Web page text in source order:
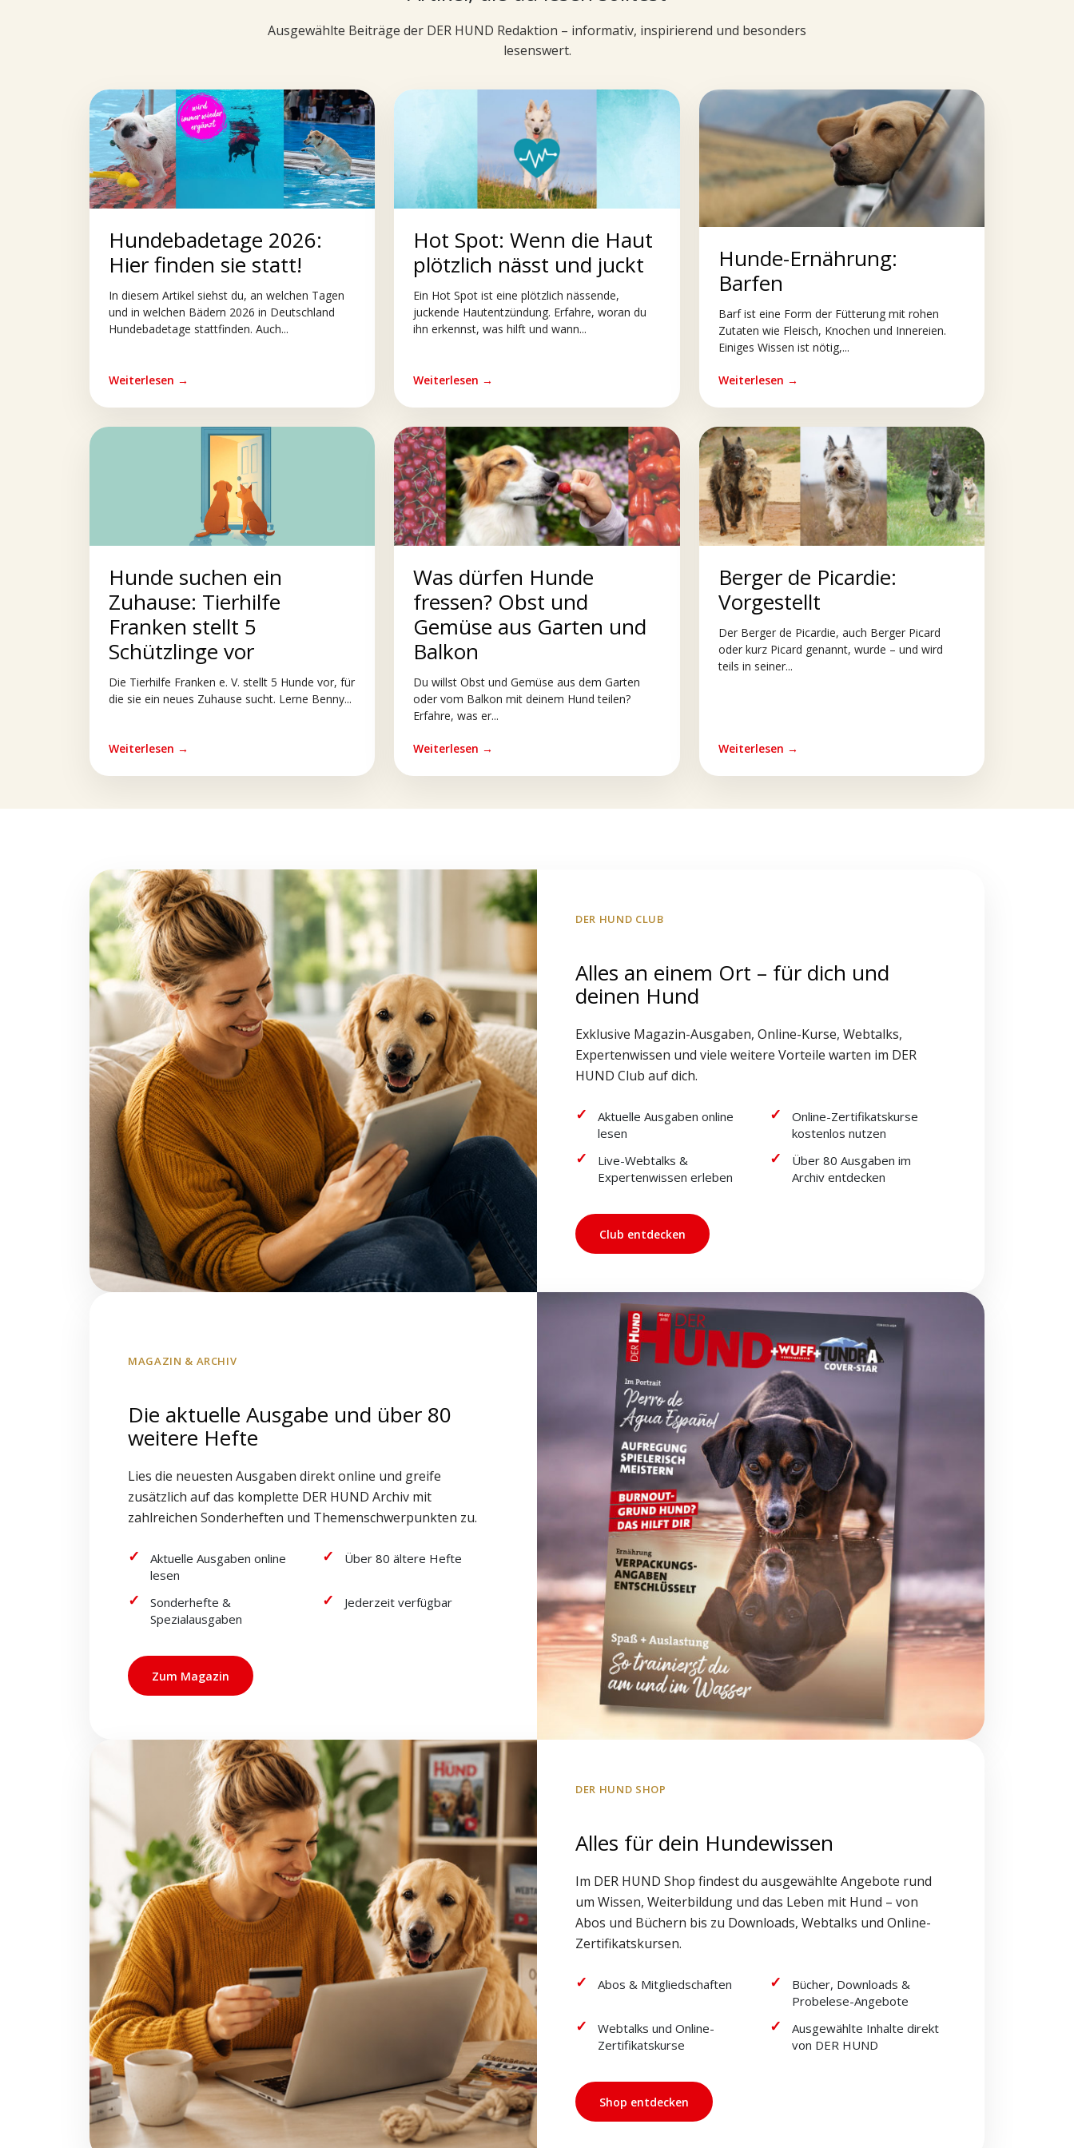
Ausgewählte Beiträge der DER HUND Redaktion – informativ, inspirierend und besonders
lesenswert.
Hundebadetage 2026:
Hier finden sie statt!
In diesem Artikel siehst du, an welchen Tagen
und in welchen Bädern 2026 in Deutschland
Hundebadetage stattfinden. Auch...
Weiterlesen →
Hot Spot: Wenn die Haut
plötzlich nässt und juckt
Ein Hot Spot ist eine plötzlich nässende,
juckende Hautentzündung. Erfahre, woran du
ihn erkennst, was hilft und wann...
Weiterlesen →
Hunde-Ernährung:
Barfen
Barf ist eine Form der Fütterung mit rohen
Zutaten wie Fleisch, Knochen und Innereien.
Einiges Wissen ist nötig,...
Weiterlesen →
Hunde suchen ein
Zuhause: Tierhilfe
Franken stellt 5
Schützlinge vor
Die Tierhilfe Franken e. V. stellt 5 Hunde vor, für
die sie ein neues Zuhause sucht. Lerne Benny...
Weiterlesen →
Was dürfen Hunde
fressen? Obst und
Gemüse aus Garten und
Balkon
Du willst Obst und Gemüse aus dem Garten
oder vom Balkon mit deinem Hund teilen?
Erfahre, was er...
Weiterlesen →
Berger de Picardie:
Vorgestellt
Der Berger de Picardie, auch Berger Picard
oder kurz Picard genannt, wurde – und wird
teils in seiner...
Weiterlesen →
DER HUND CLUB
Alles an einem Ort – für dich und
deinen Hund
Exklusive Magazin-Ausgaben, Online-Kurse, Webtalks,
Expertenwissen und viele weitere Vorteile warten im DER
HUND Club auf dich.
Aktuelle Ausgaben online
lesen
Online-Zertifikatskurse
kostenlos nutzen
Live-Webtalks &
Expertenwissen erleben
Über 80 Ausgaben im
Archiv entdecken
Club entdecken
MAGAZIN & ARCHIV
Die aktuelle Ausgabe und über 80
weitere Hefte
Lies die neuesten Ausgaben direkt online und greife
zusätzlich auf das komplette DER HUND Archiv mit
zahlreichen Sonderheften und Themenschwerpunkten zu.
Aktuelle Ausgaben online
lesen
Über 80 ältere Hefte
Sonderhefte &
Spezialausgaben
Jederzeit verfügbar
Zum Magazin
DER HUND SHOP
Alles für dein Hundewissen
Im DER HUND Shop findest du ausgewählte Angebote rund
um Wissen, Weiterbildung und das Leben mit Hund – von
Abos und Büchern bis zu Downloads, Webtalks und Online-
Zertifikatskursen.
Abos & Mitgliedschaften
Bücher, Downloads &
Probelese-Angebote
Webtalks und Online-
Zertifikatskurse
Ausgewählte Inhalte direkt
von DER HUND
Shop entdecken